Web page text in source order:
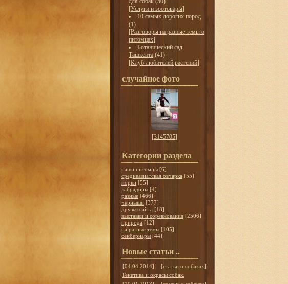
[Услуги и зоотовары]
10 самых дорогих пород
(1)
[Разговоры на разные темы о
питомцах]
Ботанический сад
Ташкента (41)
[Клуб любителей растений]
случайное фото
[3145705]
Категории раздела
наши питомцы [6]
среднеазиатская овчарка [55]
йорки [55]
лабрадоры [4]
разные [466]
черныши [377]
друзья сайта [18]
выставки и соревнования [2506]
природа [12]
на разные темы [105]
сенбернары [44]
Новые статьи ..
[04.04.2014] [статьи о собаках]
Генетика и окрасы собак.